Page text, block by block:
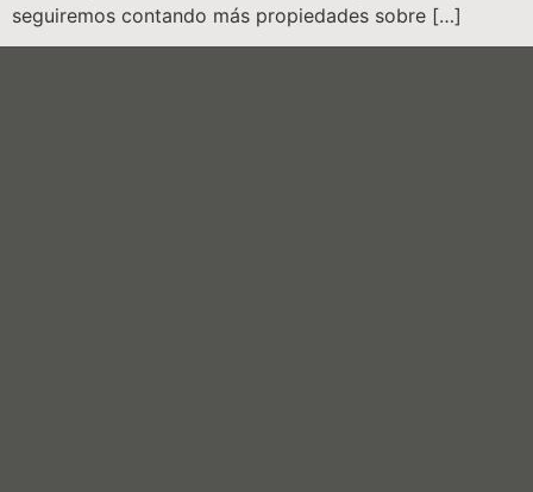
seguiremos contando más propiedades sobre […]